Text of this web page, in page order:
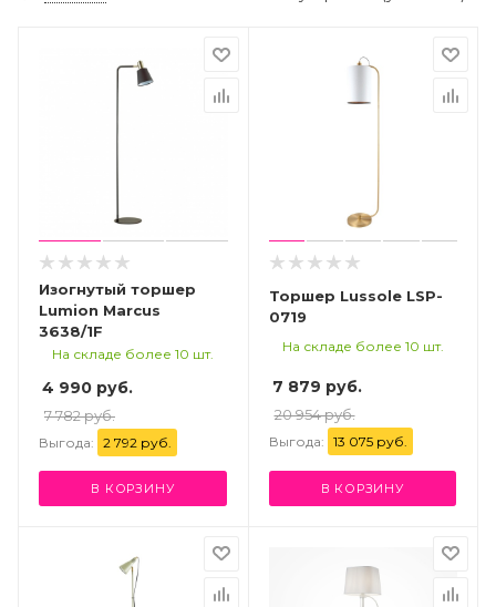
Изогнутый торшер
Lumion Marcus
3638/1F
На складе более 10 шт.
4 990 руб.
7 782 руб.
Выгода: 2 792 руб.
В КОРЗИНУ
Торшер Lussole LSP-
0719
На складе более 10 шт.
7 879 руб.
20 954 руб.
Выгода: 13 075 руб.
В КОРЗИНУ